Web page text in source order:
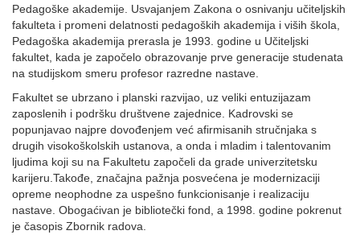
Pedagoške akademije. Usvajanjem Zakona o osnivanju učiteljskih
fakulteta i promeni delatnosti pedagoških akademija i viših škola,
Pedagoška akademija prerasla je 1993. godine u Učiteljski
fakultet, kada je započelo obrazovanje prve generacije studenata
na studijskom smeru profesor razredne nastave.
Fakultet se ubrzano i planski razvijao, uz veliki entuzijazam
zaposlenih i podršku društvene zajednice. Kadrovski se
popunjavao najpre dovođenjem već afirmisanih stručnjaka s
drugih visokoškolskih ustanova, a onda i mladim i talentovanim
ljudima koji su na Fakultetu započeli da grade univerzitetsku
karijeru.Takođe, značajna pažnja posvećena je modernizaciji
opreme neophodne za uspešno funkcionisanje i realizaciju
nastave. Obogaćivan je bibliotečki fond, a 1998. godine pokrenut
je časopis Zbornik radova.